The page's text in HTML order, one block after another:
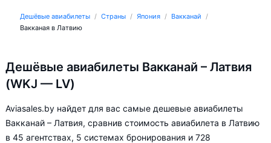
Дешёвые авиабилеты Страны Япония
Вакканай
Вакканая в Латвию
Дешёвые авиабилеты Вакканай – Латвия
(WKJ — LV)
Aviasales.by найдет для вас самые дешевые авиабилеты
Вакканай – Латвия, сравнив стоимость авиабилета в Латвию
в 45 агентствах, 5 системах бронирования и 728